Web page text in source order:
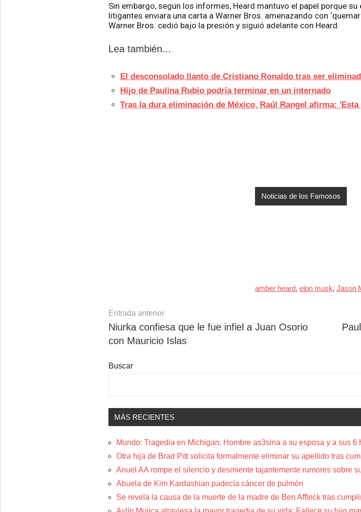
Sin embargo, según los informes, Heard mantuvo el papel porque su
litigantes enviara una carta a Warner Bros. amenazando con
Warner Bros. cedió bajo la presión y siguió adelante con Heard.
Lea también...
El desconsolado llanto de Cristiano Ronaldo tras ser
Hijo de Paulina Rubio podría terminar en un internado
Tras la dura eliminación de México, Raúl Rangel afirma:
Noticias de los Famosos
amber heard, elon musk, Jason
Navegación
de
entradas
Entrada anterior
Niurka confiesa que le fue infiel a Juan Osorio
con Mauricio Islas
Buscar
MÁS RECIENTES
Mundo: Tragedia en Michigan: Hombre as3sina a su esposa y a sus
Otra hija de Brad Pitt solicita formalmente eliminar su apellido tras
Anuel AA rompe el silencio y desmiente tajantemente rumores sobre
Abuela de Kim Kardashian padecía cáncer de pulmón
Se revela la causa de la muerte de la madre de Ben Affleck tras